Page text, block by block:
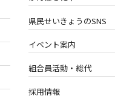
県民せいきょうのSNS
イベント案内
組合員活動・総代
採用情報